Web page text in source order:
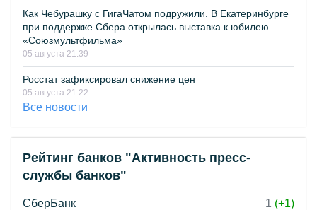
Как Чебурашку с ГигаЧатом подружили. В Екатеринбурге
при поддержке Сбера открылась выставка к юбилею
«Союзмультфильма»
05 августа 21:39
Росстат зафиксировал снижение цен
05 августа 21:22
Все новости
Рейтинг банков "Активность пресс-
службы банков"
СберБанк 1 (+1)